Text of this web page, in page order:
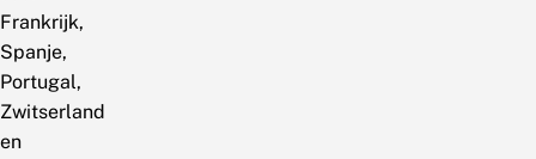
Frankrijk,
Spanje,
Portugal,
Zwitserland
en